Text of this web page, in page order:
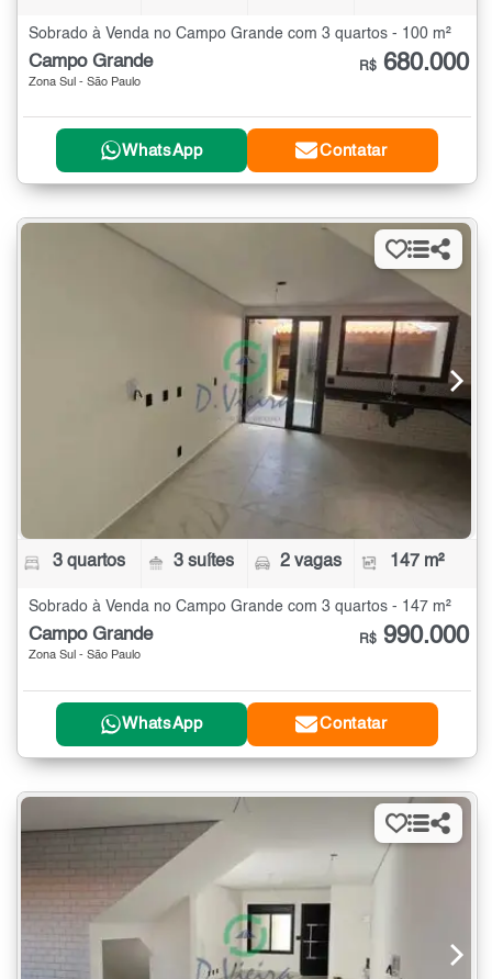
Sobrado à Venda no Campo Grande com 3 quartos - 100 m²
Campo Grande
Zona Sul - São Paulo
R$ 680.000
WhatsApp Contatar
3 quartos 3 suítes 2 vagas 147 m²
Sobrado à Venda no Campo Grande com 3 quartos - 147 m²
Campo Grande
Zona Sul - São Paulo
R$ 990.000
WhatsApp Contatar